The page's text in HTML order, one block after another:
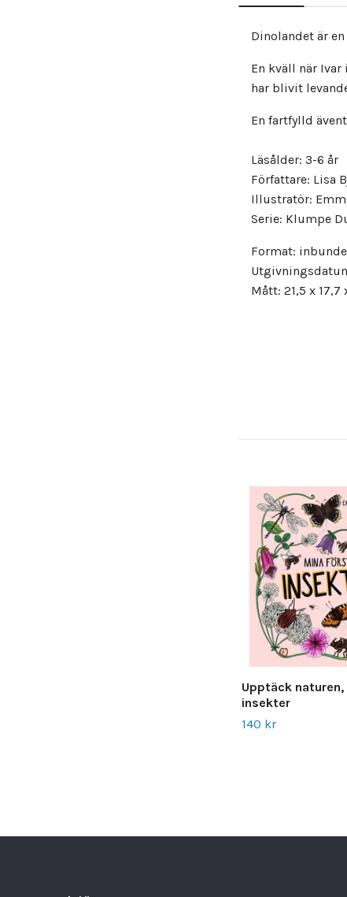
Dinolandet är
En kväll när
har blivit
En fartfylld
Läsålder: 3-6 år
Författare: Lisa
Illustratör:
Serie: Klumpe
Format:
Mått: 21,5 x 17,7
Upptäck
insekter
140 kr